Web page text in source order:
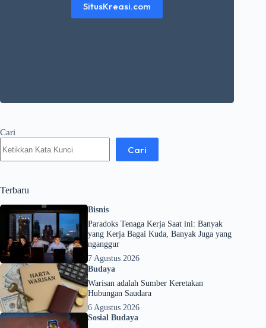
SitusKreasi.com
Cari
Cari
Terbaru
Bisnis
Paradoks Tenaga Kerja Saat ini: Banyak
yang Kerja Bagai Kuda, Banyak Juga yang
nganggur
7 Agustus 2026
Budaya
Warisan adalah Sumber Keretakan
Hubungan Saudara
6 Agustus 2026
Sosial Budaya